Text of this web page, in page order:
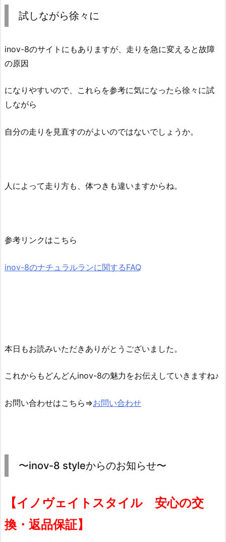
試しながら徐々に
inov-8のサイトにもありますが、走りを急に変えると故障
の原因
になりやすいので、これらを参考に気になったら徐々に試
しながら
自分の走りを見直すのがよいのではないでしょうか。
人によって走り方も、体つきも違いますからね。
参考リンクはこちら
inov-8のナチュラルランに関するFAQ
本日もお読みいただきありがとうございました。
これからもどんどんinov-8の魅力をお伝えしていきますね♪
お問い合わせはこちら⇒お問い合わせ
〜inov-8 styleからのお知らせ〜
【イノヴェイトスタイル 安心の交
換・返品保証】